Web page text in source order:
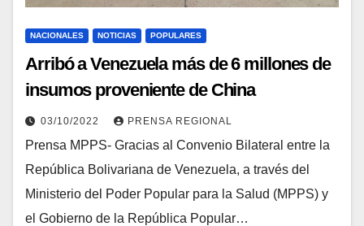
NACIONALES NOTICIAS POPULARES
Arribó a Venezuela más de 6 millones de
insumos proveniente de China
03/10/2022 PRENSA REGIONAL
Prensa MPPS- Gracias al Convenio Bilateral entre la
República Bolivariana de Venezuela, a través del
Ministerio del Poder Popular para la Salud (MPPS) y
el Gobierno de la República Popular…